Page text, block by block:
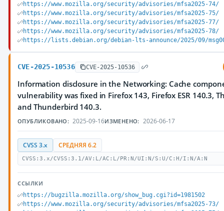
https://www.mozilla.org/security/advisories/mfsa2025-74/
https://www.mozilla.org/security/advisories/mfsa2025-75/
https://www.mozilla.org/security/advisories/mfsa2025-77/
https://www.mozilla.org/security/advisories/mfsa2025-78/
https://lists.debian.org/debian-lts-announce/2025/09/
CVE-2025-10536 CVE-2025-10536
Information disclosure in the Networking: Cache
vulnerability was fixed in Firefox 143, Firefox ESR 140.3,
and Thunderbird 140.3.
ОПУБЛИКОВАНО: 2025-09-16ИЗМЕНЕНО: 2026-06-17
CVSS 3.x СРЕДНЯЯ 6.2
CVSS:3.x/CVSS:3.1/AV:L/AC:L/PR:N/UI:N/S:U/C:H/I:N/A:N
ССЫЛКИ
https://bugzilla.mozilla.org/show_bug.cgi?id=1981502
https://www.mozilla.org/security/advisories/mfsa2025-73/